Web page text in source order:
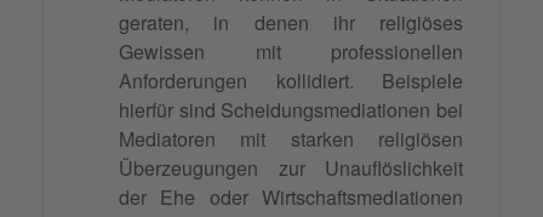
geraten, in denen ihr religiöses
Gewissen mit professionellen
Anforderungen kollidiert. Beispiele
hierfür sind Scheidungsmediationen bei
Mediatoren mit starken religiösen
Überzeugungen zur Unauflöslichkeit
der Ehe oder Wirtschaftsmediationen